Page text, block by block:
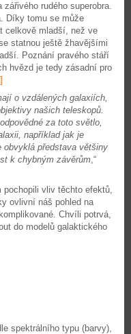
rudého superobra.
Díky tomu se může
celkově mladší, než ve
statnou ještě žhavějšími
Poznání pravého stáří
hvězd je tedy zásadní pro
o vzdálených galaxiích,
našich teleskopů.
za toto světlo,
například jak je
obvyklá představa většiny
k chybným závěrům,“
pochopili vliv těchto efektů,
ovlivní náš pohled na
Chvíli potrvá,
do modelů galaktického
spektrálního typu (barvy),